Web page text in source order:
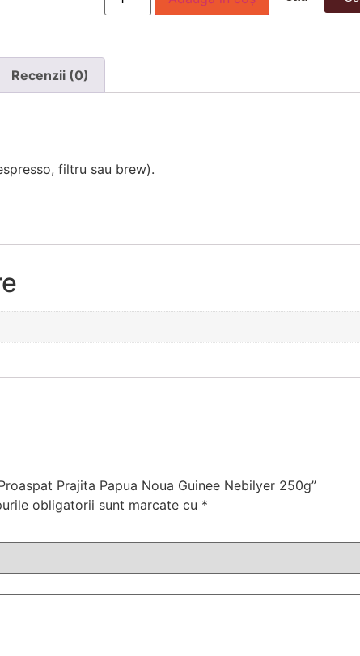
Recenzii (0)
filtru sau brew).
Prajita Papua Noua Guinee Nebilyer 250g”
obligatorii sunt marcate cu *